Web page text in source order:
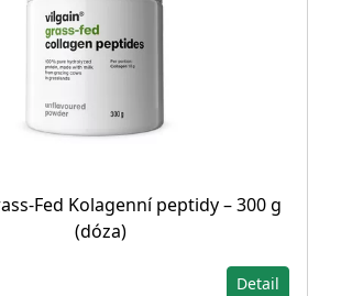
Fed Kolagenní peptidy – 300 g
(dóza)
Detail